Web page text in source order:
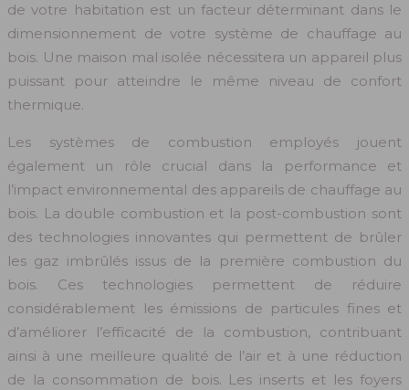
de votre habitation est un facteur déterminant dans le
dimensionnement de votre système de chauffage au
bois. Une maison mal isolée nécessitera un appareil plus
puissant pour atteindre le même niveau de confort
thermique.
Les systèmes de combustion employés jouent
également un rôle crucial dans la performance et
l’impact environnemental des appareils de chauffage au
bois. La double combustion et la post-combustion sont
des technologies innovantes qui permettent de brûler
les gaz imbrûlés issus de la première combustion du
bois. Ces technologies permettent de réduire
considérablement les émissions de particules fines et
d’améliorer l’efficacité de la combustion, contribuant
ainsi à une meilleure qualité de l’air et à une réduction
de la consommation de bois. Les inserts et les foyers